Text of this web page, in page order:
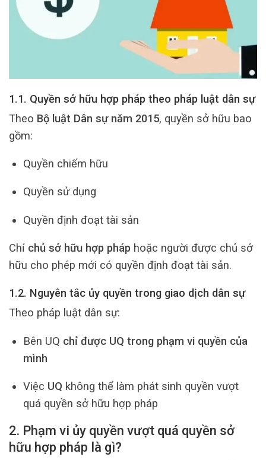
1.1. Quyền sở hữu hợp pháp theo pháp luật dân sự
Theo Bộ luật Dân sự năm 2015, quyền sở hữu bao
gồm:
Quyền chiếm hữu
Quyền sử dụng
Quyền định đoạt tài sản
Chỉ chủ sở hữu hợp pháp hoặc người được chủ sở
hữu cho phép mới có quyền định đoạt tài sản.
1.2. Nguyên tắc ủy quyền trong giao dịch dân sự
Theo pháp luật dân sự:
Bên UQ chỉ được UQ trong phạm vi quyền của
mình
Việc UQ không thể làm phát sinh quyền vượt
quá quyền sở hữu hợp pháp
2. Phạm vi ủy quyền vượt quá quyền sở
hữu hợp pháp là gì?